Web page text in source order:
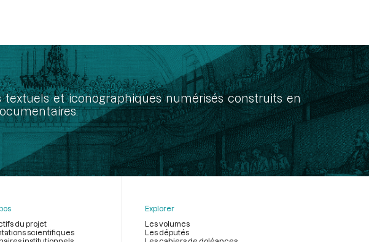
et iconographiques numérisés construits en
du projet
scientifiques
Explorer
Les volumes
Les députés